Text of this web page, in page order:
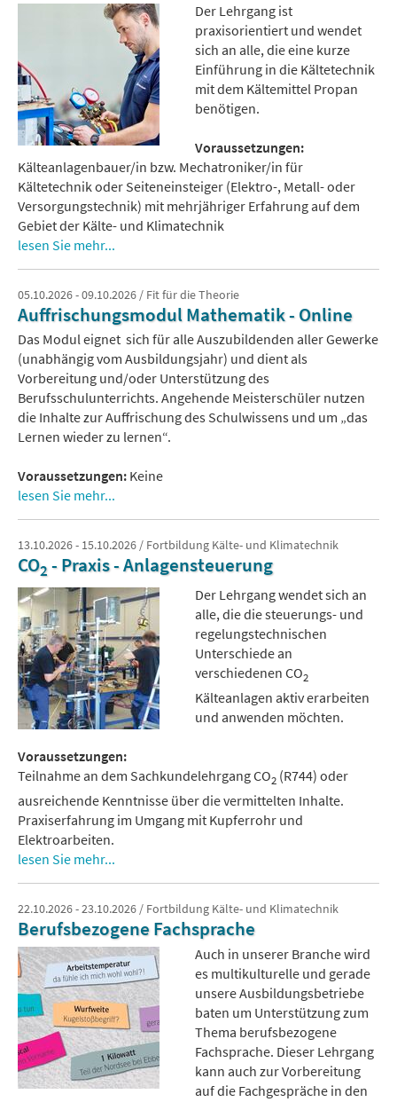
Der Lehrgang ist
praxisorientiert und wendet
sich an alle, die eine kurze
Einführung in die Kältetechnik
mit dem Kältemittel Propan
benötigen.
Voraussetzungen:
Kälteanlagenbauer/in bzw. Mechatroniker/in für
Kältetechnik oder Seiteneinsteiger (Elektro-, Metall- oder
Versorgungstechnik) mit mehrjähriger Erfahrung auf dem
Gebiet der Kälte- und Klimatechnik
lesen Sie mehr...
05.10.2026 - 09.10.2026 / Fit für die Theorie
Auffrischungsmodul Mathematik - Online
Das Modul eignet sich für alle Auszubildenden aller Gewerke
(unabhängig vom Ausbildungsjahr) und dient als
Vorbereitung und/oder Unterstützung des
Berufsschulunterrichts. Angehende Meisterschüler nutzen
die Inhalte zur Auffrischung des Schulwissens und um „das
Lernen wieder zu lernen“.
Voraussetzungen: Keine
lesen Sie mehr...
13.10.2026 - 15.10.2026 / Fortbildung Kälte- und Klimatechnik
CO2- Praxis - Anlagensteuerung
Der Lehrgang wendet sich an
alle, die die steuerungs- und
regelungstechnischen
Unterschiede an
verschiedenen CO2
Kälteanlagen aktiv erarbeiten
und anwenden möchten.
Voraussetzungen:
Teilnahme an dem Sachkundelehrgang CO2 (R744) oder
ausreichende Kenntnisse über die vermittelten Inhalte.
Praxiserfahrung im Umgang mit Kupferrohr und
Elektroarbeiten.
lesen Sie mehr...
22.10.2026 - 23.10.2026 / Fortbildung Kälte- und Klimatechnik
Berufsbezogene Fachsprache
Auch in unserer Branche wird
es multikulturelle und gerade
unsere Ausbildungsbetriebe
baten um Unterstützung zum
Thema berufsbezogene
Fachsprache. Dieser Lehrgang
kann auch zur Vorbereitung
auf die Fachgespräche in den